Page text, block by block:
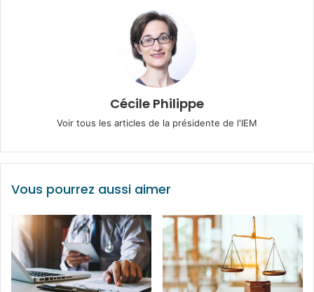
Cécile Philippe
Voir tous les articles de la présidente de l'IEM
Vous pourrez aussi aimer